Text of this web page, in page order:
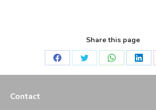
Share this page
Deel
Deel
Deel
Deel
Contact